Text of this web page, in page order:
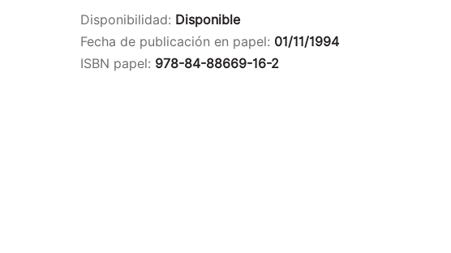
Disponibilidad: Disponible
Fecha de publicación en papel: 01/11/1994
ISBN papel: 978-84-88669-16-2